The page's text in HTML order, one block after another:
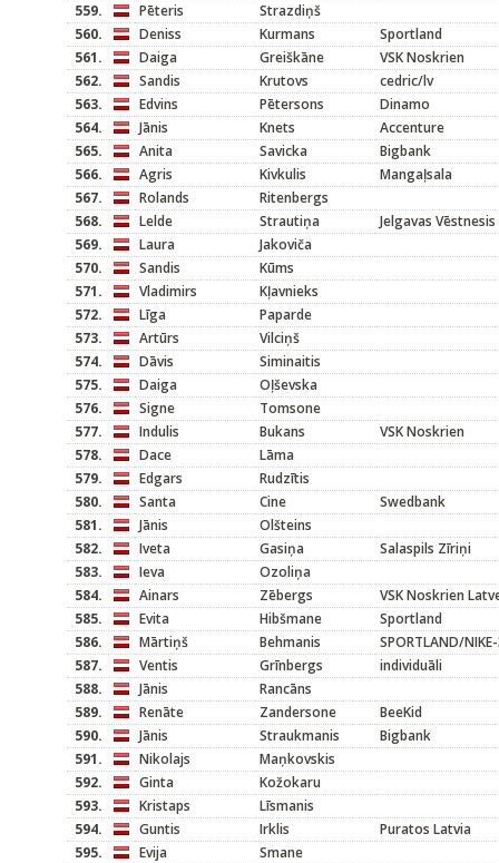
559.
Pēteris
Strazdiņš
560.
Deniss Kurmans
Sportland
561.
Daiga Greiškāne
VSK Noskrien
562.
Sandis Krutovs
cedric/lv
563.
Edvins Pētersons
Dinamo
564.
Jānis Knets
Accenture
565.
Anita Savicka
Bigbank
566.
Agris Kivkulis
Mangaļsala
567.
Rolands
Ritenbergs
568.
Lelde Strautiņa
Jelgavas Vēstnesis
569.
Laura
Jakoviča
570.
Sandis
Kūms
571.
Vladimirs
Kļavnieks
572.
Līga
Paparde
573.
Artūrs
Vilciņš
574.
Dāvis
Siminaitis
575.
Daiga
Oļševska
576.
Signe
Tomsone
577.
Indulis Bukans
VSK Noskrien
578.
Dace
Lāma
579.
Edgars
Rudzītis
580.
Santa Cine
Swedbank
581.
Jānis
Olšteins
582.
Iveta Gasiņa
Salaspils Zīriņi
583.
Ieva
Ozoliņa
584.
Ainars Zēbergs
VSK Noskrien
585.
Evita Hibšmane
Sportland
586.
Mārtiņš Behmanis
SPORTLAND/
587.
Ventis Grīnbergs
individuāli
588.
Jānis
Rancāns
589.
Renāte Zandersone
BeeKid
590.
Jānis Straukmanis
Bigbank
591.
Nikolajs
Maņkovskis
592.
Ginta
Kožokaru
593.
Kristaps
Līsmanis
594.
Guntis Irklis
Puratos Latvia
595.
Evija
Smane